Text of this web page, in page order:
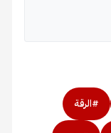
#الرقة